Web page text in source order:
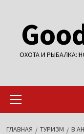
содержимому
ОХОТА И РЫБАЛКА:
меню
ГЛАВНАЯ ТУРИЗМ
В